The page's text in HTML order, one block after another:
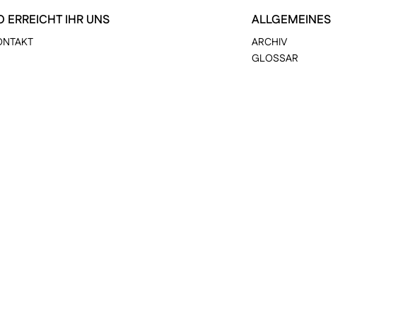
ERREICHT IHR UNS ALLGEMEINES
ARCHIV
GLOSSAR